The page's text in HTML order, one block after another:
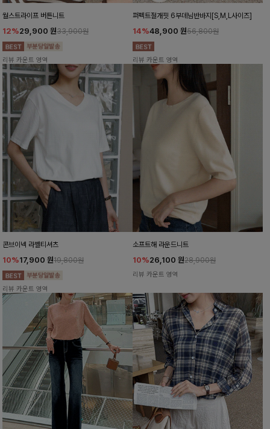
월스트라이프 버튼니트
12%29,900 원33,900원
리뷰 카운트 영역
퍼펙트절개핏 6부데님반바지[S,M,L사이즈]
14%48,900 원56,800원
리뷰 카운트 영역
콘브이넥 라벨티셔츠
10%17,900 원19,800원
리뷰 카운트 영역
소프트해 라운드니트
10%26,100 원28,900원
리뷰 카운트 영역